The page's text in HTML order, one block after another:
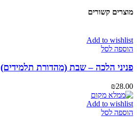
מוצרים קשורים
Add to wishlist
הוספה לסל
פניני הלכה – שבת (מהדורת תלמידים)
₪28.00
Add to wishlist
הוספה לסל